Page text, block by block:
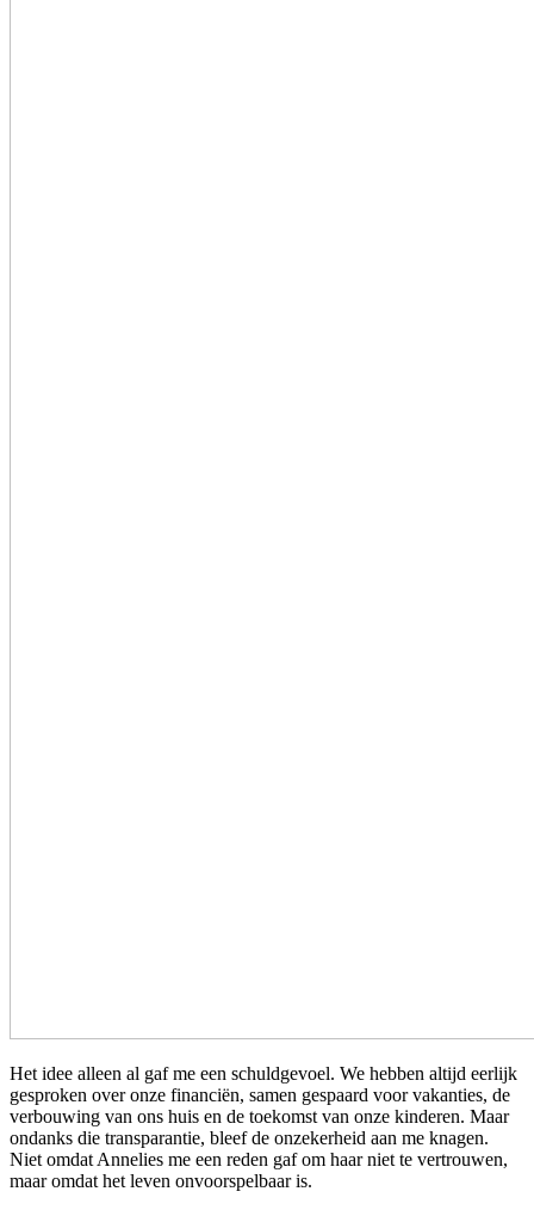
Het idee alleen al gaf me een schuldgevoel. We hebben altijd eerlijk
gesproken over onze financiën, samen gespaard voor vakanties, de
verbouwing van ons huis en de toekomst van onze kinderen. Maar
ondanks die transparantie, bleef de onzekerheid aan me knagen.
Niet omdat Annelies me een reden gaf om haar niet te vertrouwen,
maar omdat het leven onvoorspelbaar is.